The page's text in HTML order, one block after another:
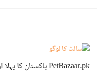
PetBazaar.pk پاکستان کا پہلا اور سب سے بڑا پالتو بازار ہے۔